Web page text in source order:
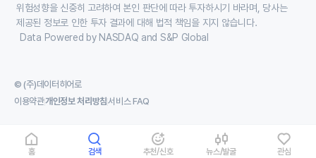
홈 검색 추천/신호 뉴스/발굴 관심
위험성향을 신중히 고려하여 본인 판단에 따라 투자하시기 바라며, 당사는
제공된 정보로 인한 투자 결과에 대해 법적 책임을 지지 않습니다.
Data Powered by NASDAQ and S&P Global
© (주)데이터히어로
이용약관개인정보 처리방침서비스 FAQ